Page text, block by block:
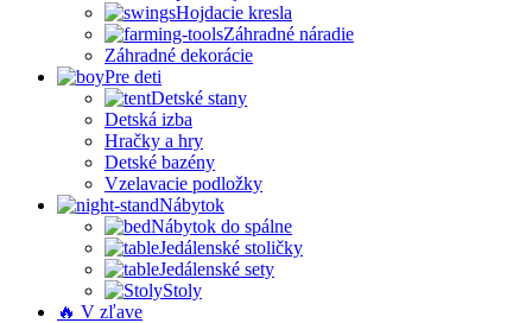
Hojdacie kresla
Záhradné náradie
Záhradné dekorácie
Pre deti
Detské stany
Detská izba
Hračky a hry
Detské bazény
Vzelavacie podložky
Nábytok
Nábytok do spálne
Jedálenské stoličky
Jedálenské sety
Stoly
🔥 V zľave